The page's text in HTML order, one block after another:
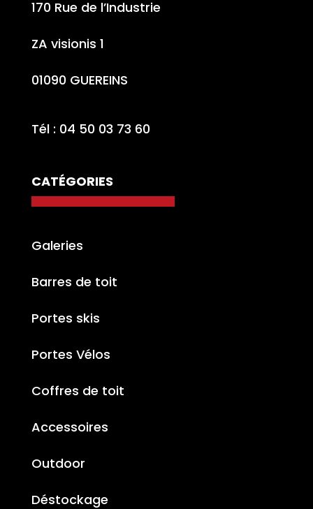
170 Rue de l’Industrie
ZA visionis 1
01090 GUEREINS
Tél : 04 50 03 73 60
CATÉGORIES
Galeries
Barres de toit
Portes skis
Portes Vélos
Coffres de toit
Accessoires
Outdoor
Déstockage